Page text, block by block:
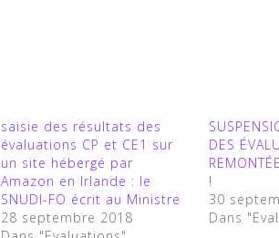
saisie des résultats des
évaluations CP et CE1 sur
un site hébergé par
Amazon en Irlande : le
SNUDI-FO écrit au Ministre
28 septembre 2018
DES
!
30
Dans